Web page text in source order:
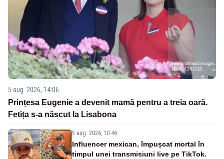
5 aug. 2026, 14:06
Prințesa Eugenie a devenit mamă pentru a treia oară.
Fetița s-a născut la Lisabona
5 aug. 2026, 10:46
Influencer mexican, împușcat mortal în
timpul unei transmisiuni live pe TikTok.